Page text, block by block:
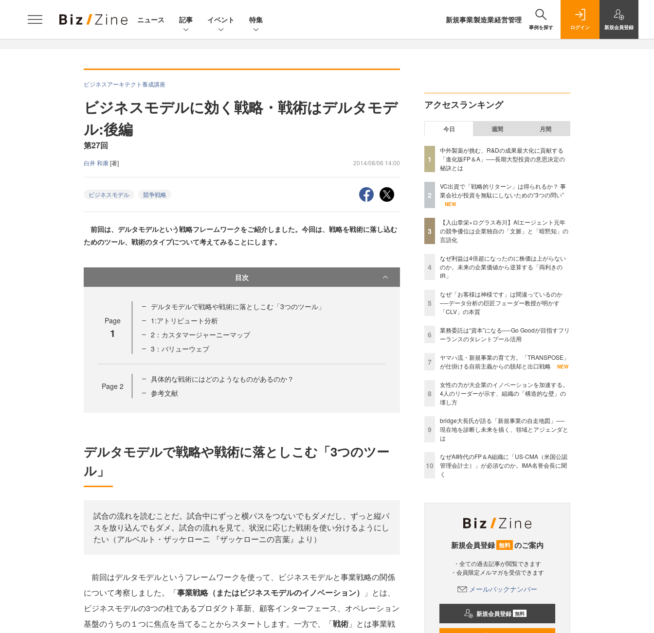
ニュース 記事 イベント 特集 新規事業製造業経営管理
事例を探す ログイン 新規会員登録
ビジネスアーキテクト養成講座
ビジネスモデルに効く戦略・戦術はデルタモデ
ル:後編
第27回
白井 和康[著] 2014/08/06 14:00
ビジネスモデル 競争戦略
前回は、デルタモデルという戦略フレームワークをご紹介しました。今回は、戦略を戦術に落し込む
ためのツール、戦術のタイプについて考えてみることにします。
目次
Page
1
デルタモデルで戦略や戦術に落としこむ「3つのツール」
1:アトリビュート分析
2：カスタマージャーニーマップ
3：バリューウェブ
Page 2
具体的な戦術にはどのようなものがあるのか？
参考文献
デルタモデルで戦略や戦術に落としこむ「3つのツー
ル」
試合の流れを読むことだ。試合中にずっと横パスをつないでもダメだし、ずっと縦パ
スを放り込んでもダメ。試合の流れを見て、状況に応じた戦術を使い分けるようにし
たい（アルベルト・ザッケローニ 『ザッケローニの言葉』より）
前回はデルタモデルというフレームワークを使って、ビジネスモデルと事業戦略の関係
について考察しました。「事業戦略（またはビジネスモデルのイノベーション）
」とは、
ビジネスモデルの3つの柱であるプロダクト革新、顧客インターフェース、オペレーション
基盤のうちの１つに焦点を当てることからスタートします。一方で、「戦術 」とは事業戦
アクセスランキング
今日 週間 月間
1
中外製薬が挑む、R&Dの成果最大化に貢献する
「進化版FP＆A」──長期大型投資の意思決定の
秘訣とは
2
VC出資で「戦略的リターン」は得られるか？ 事
業会社が投資を無駄にしないための“3つの問い”
NEW
3
【入山章栄×ログラス布川】AIエージェント元年
の競争優位は企業独自の「文脈」と「暗黙知」の
言語化
4
なぜ利益は4倍超になったのに株価は上がらない
のか。未来の企業価値から逆算する「両利きの
IR」
5
なぜ「お客様は神様です」は間違っているのか
──データ分析の巨匠フェーダー教授が明かす
「CLV」の本質
6
業務委託は“資本”になる──Go Goodが目指すフリ
ーランスのタレントプール活用
7
ヤマハ流・新規事業の育て方。「TRANSPOSE」
が仕掛ける自前主義からの脱却と出口戦略
NEW
8
女性の力が大企業のイノベーションを加速する。
4人のリーダーが示す、組織の「構造的な壁」の
壊し方
9
bridge大長氏が語る「新規事業の自走地図」──
現在地を診断し未来を描く、領域とアジェンダと
は
10
なぜAI時代のFP＆A組織に「US-CMA（米国公認
管理会計士）」が必須なのか。IMA名誉会長に聞
く
新規会員登録 無料 のご案内
・全ての過去記事が閲覧できます
・会員限定メルマガを受信できます
メールバックナンバー
新規会員登録 無料